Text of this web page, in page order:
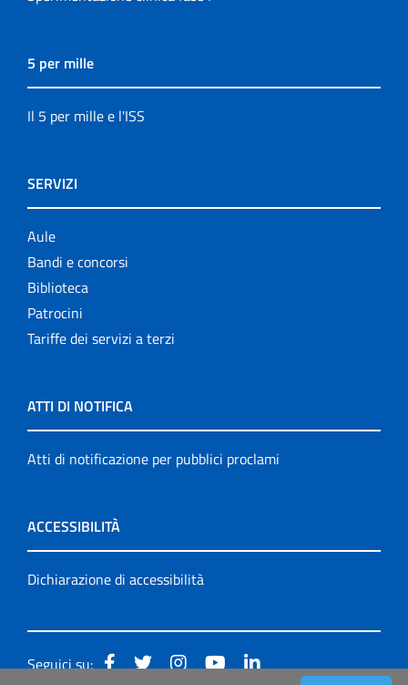
5 per mille
Il 5 per mille e l'ISS
SERVIZI
Aule
Bandi e concorsi
Biblioteca
Patrocini
Tariffe dei servizi a terzi
ATTI DI NOTIFICA
Atti di notificazione per pubblici proclami
ACCESSIBILITÀ
Dichiarazione di accessibilità
Seguici su: